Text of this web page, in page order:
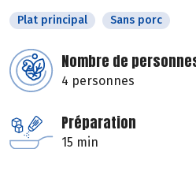
Plat principal Sans porc
Nombre de
4 personnes
Préparation
15 min